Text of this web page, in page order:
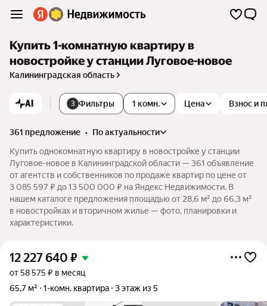
Купить 1-комнатную квартиру в
новостройке у станции Луговое-новое
Калининградская область
AI 3 Фильтры Цена Взнос и
1 комн.
361 предложение •
по актуальности
Купить однокомнатную квартиру в новостройке у станции
Луговое-новое в Калининградской области — 361 объявление
от агентств и собственников по продаже квартир по цене от
3 085 597 ₽ до 13 500 000 ₽ на Яндекс Недвижимости. В
нашем каталоге предложения площадью от 28,6 м² до 66,3 м²
в новостройках и вторичном жилье — фото, планировки и
характеристики.
12 227 640 ₽
от 58 575 ₽ в месяц
65,7 м²
1-комн. квартира 3 этаж из 5